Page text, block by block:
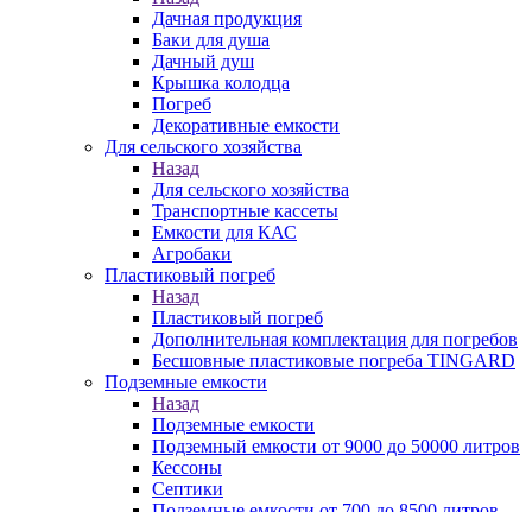
Дачная продукция
Баки для душа
Дачный душ
Крышка колодца
Погреб
Декоративные емкости
Для сельского хозяйства
Назад
Для сельского хозяйства
Транспортные кассеты
Емкости для КАС
Агробаки
Пластиковый погреб
Назад
Пластиковый погреб
Дополнительная комплектация для погребов
Бесшовные пластиковые погреба TINGARD
Подземные емкости
Назад
Подземные емкости
Подземный емкости от 9000 до 50000 литров
Кессоны
Септики